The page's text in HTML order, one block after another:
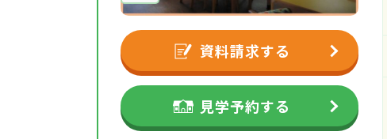
資料請求する
見学予約する